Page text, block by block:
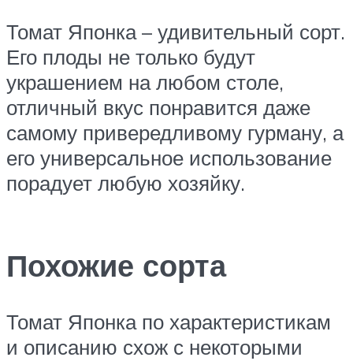
Томат Японка – удивительный сорт.
Его плоды не только будут
украшением на любом столе,
отличный вкус понравится даже
самому привередливому гурману, а
его универсальное использование
порадует любую хозяйку.
Похожие сорта
Томат Японка по характеристикам
и описанию схож с некоторыми